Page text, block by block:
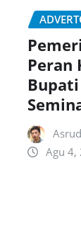
Peran
Agu 4,